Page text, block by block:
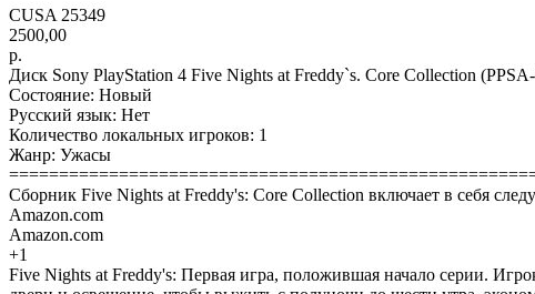
CUSA 25349
2500,00
р.
Диск Sony PlayStation 4 Five Nights at Freddy`s. Core Collection
Состояние: Новый
Русский язык: Нет
Количество локальных игроков: 1
Жанр: Ужасы
Сборник Five Nights at Freddy's: Core Collection включает в себя
Amazon.com
Amazon.com
+1
Five Nights at Freddy's: Первая игра, положившая начало серии.